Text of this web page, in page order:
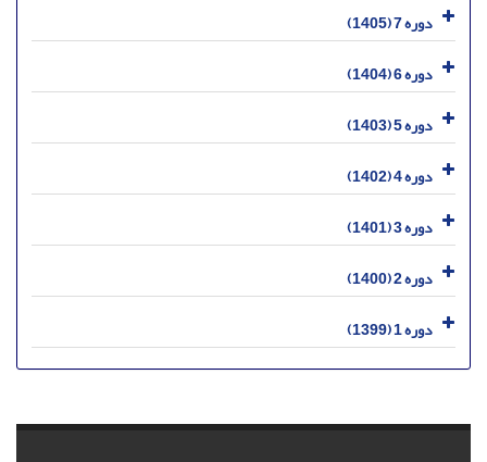
دوره 7 (1405)
دوره 6 (1404)
دوره 5 (1403)
دوره 4 (1402)
دوره 3 (1401)
دوره 2 (1400)
دوره 1 (1399)